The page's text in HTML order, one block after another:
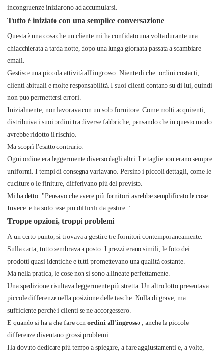
incongruenze iniziarono ad accumularsi.
Tutto è iniziato con una semplice conversazione
Questa è una cosa che un cliente mi ha confidato una volta durante una
chiacchierata a tarda notte, dopo una lunga giornata passata a scambiare
email.
Gestisce una piccola attività all'ingrosso. Niente di che: ordini costanti,
clienti abituali e molte responsabilità. I ​​suoi clienti contano su di lui, quindi
non può permettersi errori.
Inizialmente, non lavorava con un solo fornitore. Come molti acquirenti,
distribuiva i suoi ordini tra diverse fabbriche, pensando che in questo modo
avrebbe ridotto il rischio.
Ma scoprì l'esatto contrario.
Ogni ordine era leggermente diverso dagli altri. Le taglie non erano sempre
uniformi. I tempi di consegna variavano. Persino i piccoli dettagli, come le
cuciture o le finiture, differivano più del previsto.
Mi ha detto: "Pensavo che avere più fornitori avrebbe semplificato le cose.
Invece le ha solo rese più difficili da gestire."
Troppe opzioni, troppi problemi
A un certo punto, si trovava a gestire tre fornitori contemporaneamente.
Sulla carta, tutto sembrava a posto. I prezzi erano simili, le foto dei
prodotti quasi identiche e tutti promettevano una qualità costante.
Ma nella pratica, le cose non si sono allineate perfettamente.
Una spedizione risultava leggermente più stretta. Un altro lotto presentava
piccole differenze nella posizione delle tasche. Nulla di grave, ma
sufficiente perché i clienti se ne accorgessero.
E quando si ha a che fare conordini all'ingrosso , anche le piccole
differenze diventano grossi problemi.
Ha dovuto dedicare più tempo a spiegare, a fare aggiustamenti e, a volte,